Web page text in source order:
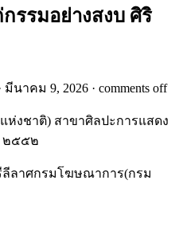
รรมอย่างสงบ ศิริ
มีนาคม 9, 2026 · comments off
งชาติ) สาขาศิลปะการแสดง
๒๕๕๒
ลาศกรมโฆษณาการ(กรม